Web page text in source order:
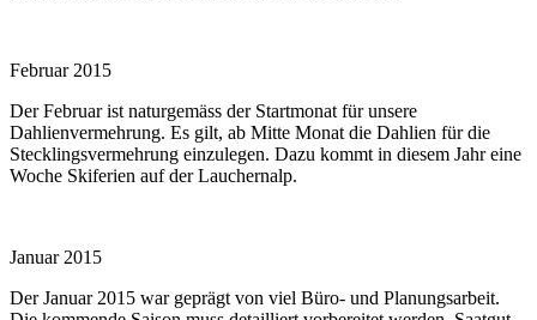
Februar 2015
Der Februar ist naturgemäss der Startmonat für unsere
Dahlienvermehrung. Es gilt, ab Mitte Monat die Dahlien für die
Stecklingsvermehrung einzulegen. Dazu kommt in diesem Jahr eine
Woche Skiferien auf der Lauchernalp.
Januar 2015
Der Januar 2015 war geprägt von viel Büro- und Planungsarbeit.